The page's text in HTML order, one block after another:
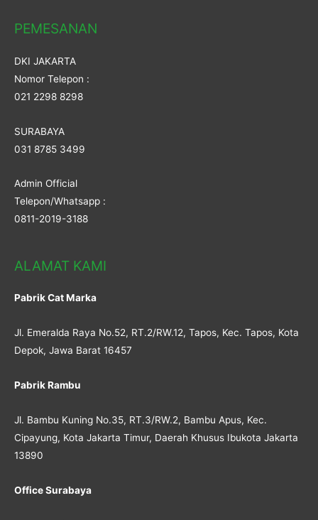
PEMESANAN
DKI JAKARTA
Nomor Telepon :
021 2298 8298
SURABAYA
031 8785 3499
Admin Official
Telepon/Whatsapp :
0811-2019-3188
ALAMAT KAMI
Pabrik Cat Marka
Jl. Emeralda Raya No.52, RT.2/RW.12, Tapos, Kec. Tapos, Kota
Depok, Jawa Barat 16457
Pabrik Rambu
Jl. Bambu Kuning No.35, RT.3/RW.2, Bambu Apus, Kec.
Cipayung, Kota Jakarta Timur, Daerah Khusus Ibukota Jakarta
13890
Office Surabaya